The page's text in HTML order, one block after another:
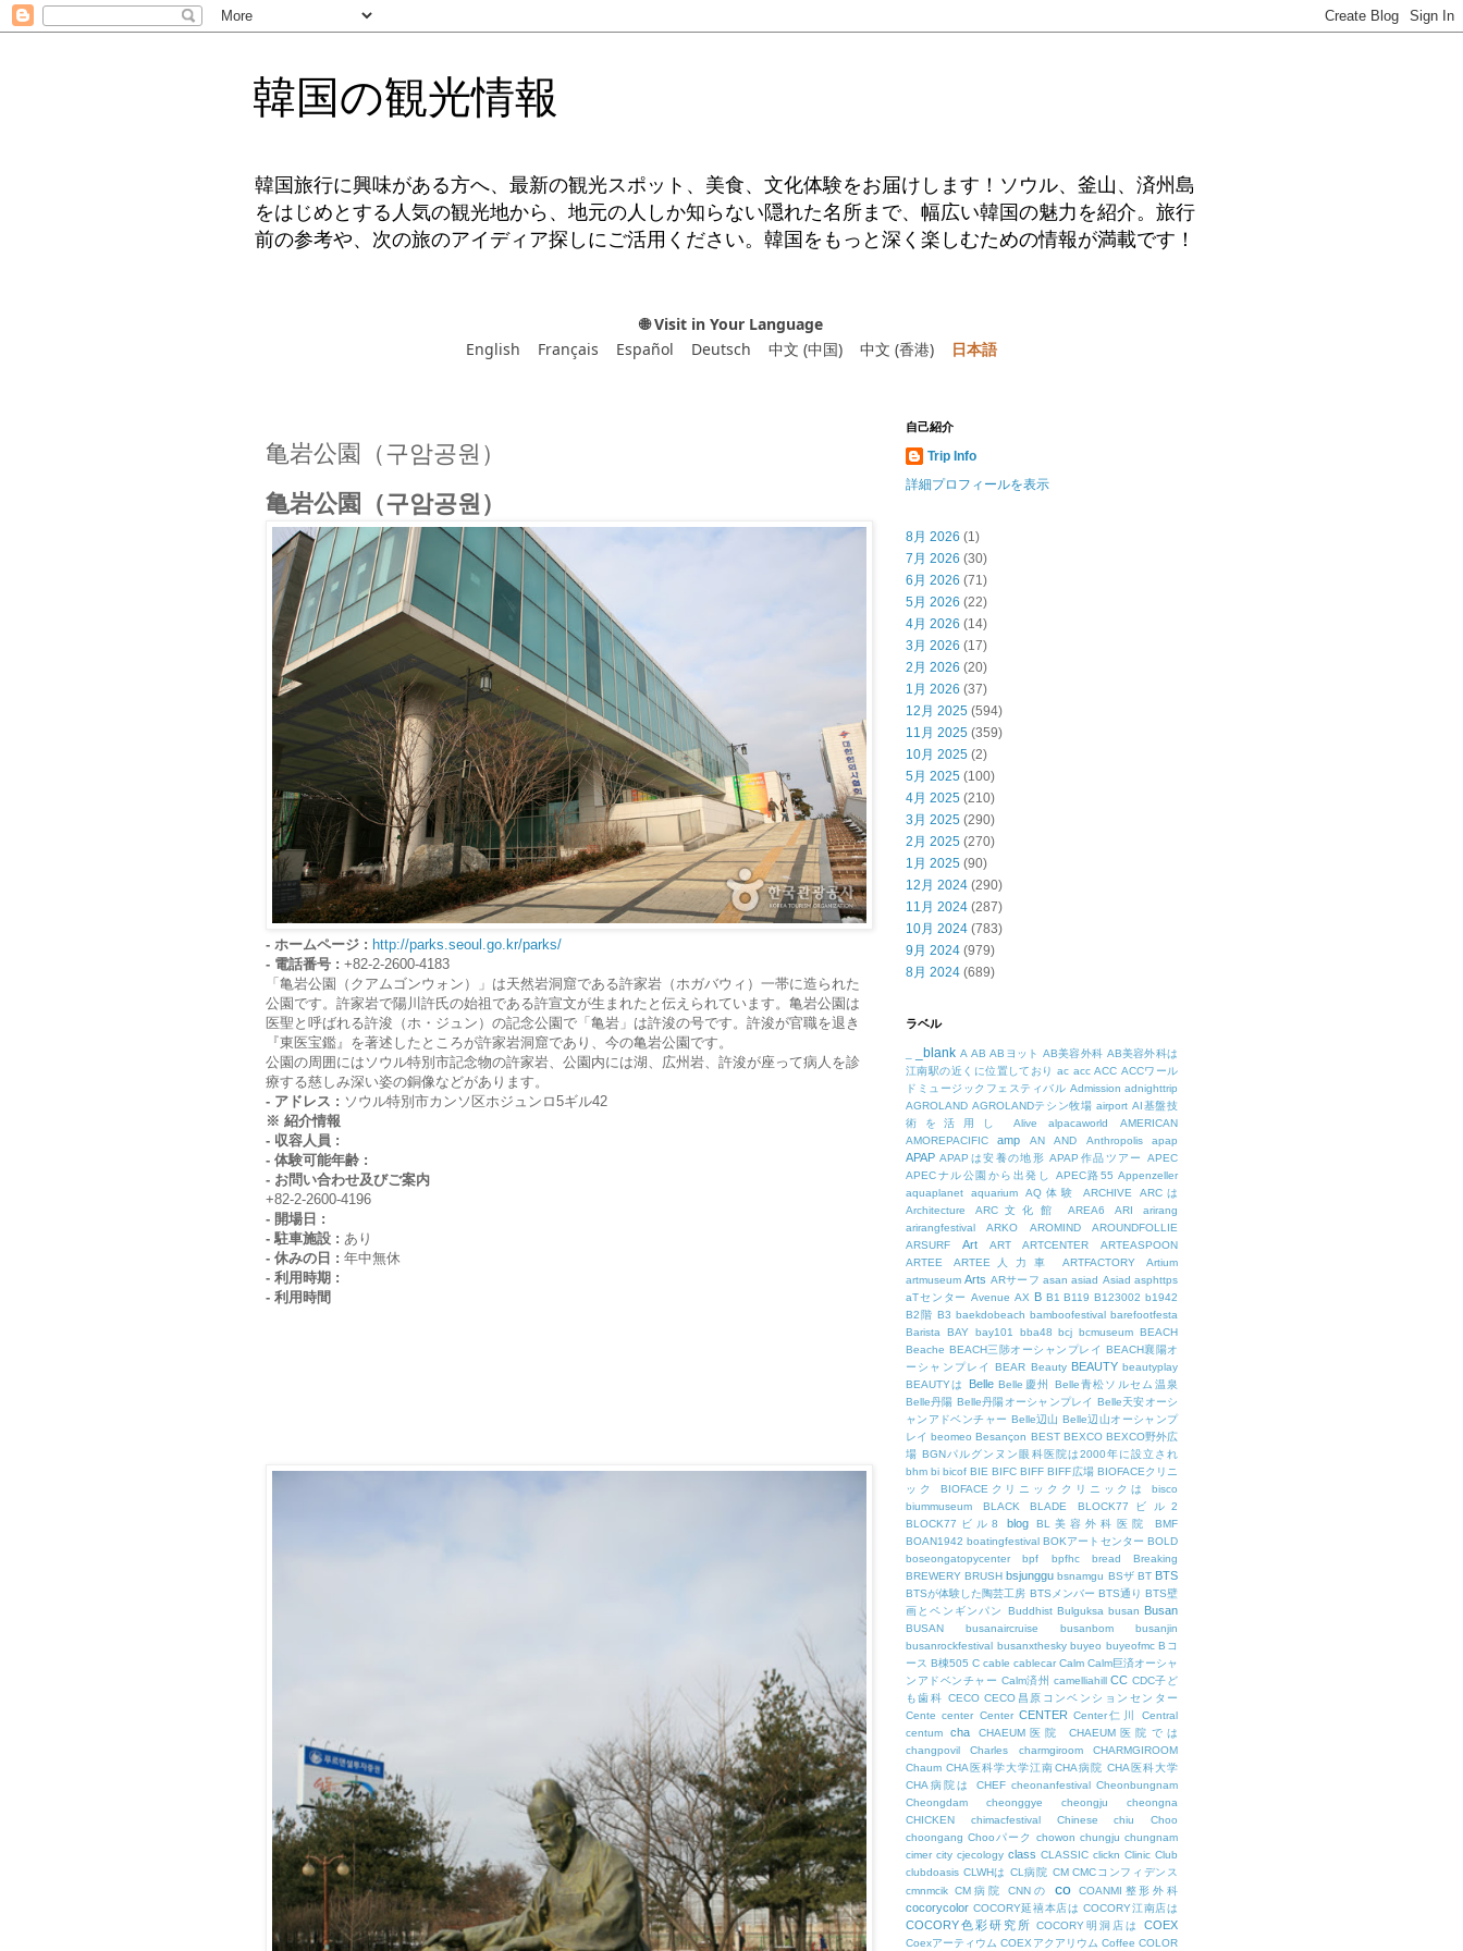
韓国の観光情報
韓国旅行に興味がある方へ、最新の観光スポット、美食、文化体験をお届けします！ソウル、釜山、済州島
をはじめとする人気の観光地から、地元の人しか知らない隠れた名所まで、幅広い韓国の魅力を紹介。旅行
前の参考や、次の旅のアイディア探しにご活用ください。韓国をもっと深く楽しむための情報が満載です！
🌐 Visit in Your Language
English
Français Español Deutsch 中文 (中国) 中文 (香港) 日本語
亀岩公園（구암공원）
亀岩公園（구암공원）
- ホームページ : http://parks.seoul.go.kr/parks/
- 電話番号 : +82-2-2600-4183
「亀岩公園（クアムゴンウォン）」は天然岩洞窟である許家岩（ホガバウィ）一帯に造られた
公園です。許家岩で陽川許氏の始祖である許宣文が生まれたと伝えられています。亀岩公園は
医聖と呼ばれる許浚（ホ・ジュン）の記念公園で「亀岩」は許浚の号です。許浚が官職を退き
『東医宝鑑』を著述したところが許家岩洞窟であり、今の亀岩公園です。
公園の周囲にはソウル特別市記念物の許家岩、公園内には湖、広州岩、許浚が座って病人を診
療する慈しみ深い姿の銅像などがあります。
- アドレス : ソウル特別市カンソ区ホジュンロ5ギル42
※ 紹介情報
- 収容人員 :
- 体験可能年齢 :
- お問い合わせ及びご案内
+82-2-2600-4196
- 開場日 :
- 駐車施設 : あり
- 休みの日 : 年中無休
- 利用時期 :
- 利用時間
自己紹介
Trip Info
詳細プロフィールを表示
8月 2026 (1)
7月 2026 (30)
6月 2026 (71)
5月 2026 (22)
4月 2026 (14)
3月 2026 (17)
2月 2026 (20)
1月 2026 (37)
12月 2025 (594)
11月 2025 (359)
10月 2025 (2)
5月 2025 (100)
4月 2025 (210)
3月 2025 (290)
2月 2025 (270)
1月 2025 (90)
12月 2024 (290)
11月 2024 (287)
10月 2024 (783)
9月 2024 (979)
8月 2024 (689)
ラベル
_blank A AB ABヨット AB美容外科 AB美容外科は
江南駅の近くに位置しており ac acc ACC ACCワール
ドミュージックフェスティバル Admission adnighttrip
AGROLAND AGROLANDテシン牧場 airport AI基盤技
術を活用し
Alive alpacaworld
AMERICAN
AMOREPACIFIC
amp AN AND Anthropolis apap
APAP APAPは安養の地形 APAP作品ツアー
APEC
APECナル公園から出発し
APEC路55 Appenzeller
aquaplanet
aquarium AQ体験 ARCHIVE
ARCは
Architecture
ARC文化館 AREA6 ARI
arirang
arirangfestival
ARKO AROMIND
AROUNDFOLLIE
ARSURF
Art ART ARTCENTER
ARTEASPOON
ARTEE
ARTEE人力車 ARTFACTORY
Artium
artmuseum Arts ARサーフ asan asiad Asiad asphttps
aTセンター Avenue AX B B1 B119 B123002 b1942
B2階 B3 baekdobeach bamboofestival barefootfesta
Barista
BAY bay101 bba48 bcj bcmuseum BEACH
Beache BEACH三陟オーシャンプレイ BEACH襄陽オ
ーシャンプレイ
BEAR Beauty BEAUTY beautyplay
BEAUTYは
Belle Belle慶州
Belle青松ソルセム温泉
Belle丹陽 Belle丹陽オーシャンプレイ Belle天安オーシ
ャンアドベンチャー Belle辺山 Belle辺山オーシャンプ
レイ beomeo Besançon BEST BEXCO BEXCO野外広
場 BGNパルグンヌン眼科医院は2000年に設立され
bhm bi bicof BIE BIFC BIFF BIFF広場 BIOFACEクリニ
ック
BIOFACEクリニッククリニックは
bisco
biummuseum
BLACK BLADE
BLOCK77ビル2
BLOCK77ビル8
blog BL美容外科医院
BMF
BOAN1942 boatingfestival BOKアートセンター BOLD
boseongatopycenter
bpf bpfhc bread
Breaking
BREWERY BRUSH bsjunggu bsnamgu BSザ BT BTS
BTSが体験した陶芸工房 BTSメンバー BTS通り BTS壁
画とペンギンパン
Buddhist Bulguksa busan Busan
BUSAN busanaircruise busanbom
busanjin
busanrockfestival busanxthesky buyeo buyeofmc Bコ
ース B棟505 C cable cablecar Calm Calm巨済オーシャ
ンアドベンチャー Calm済州 camelliahill CC CDC子ど
も歯科 CECO CECO昌原コンベンションセンター
Cente center Center CENTER Center仁川
Central
centum
cha CHAEUM医院
CHAEUM医院では
changpovil
Charles charmgiroom
CHARMGIROOM
Chaum CHA医科学大学江南CHA病院 CHA医科大学
CHA病院は
CHEF cheonanfestival Cheonbungnam
Cheongdam
cheonggye cheongju
cheongna
CHICKEN
chimacfestival Chinese chiu
Choo
choongang Chooパーク chowon chungju chungnam
cimer city cjecology class CLASSIC clickn Clinic Club
clubdoasis CLWHは CL病院 CM CMCコンフィデンス
cmnmcik CM病院 CNNの co COANMI整形外科
cocorycolor COCORY延禧本店は COCORY江南店は
COCORY色彩研究所 COCORY明洞店は COEX
Coexアーティウム COEXアクアリウム Coffee COLOR